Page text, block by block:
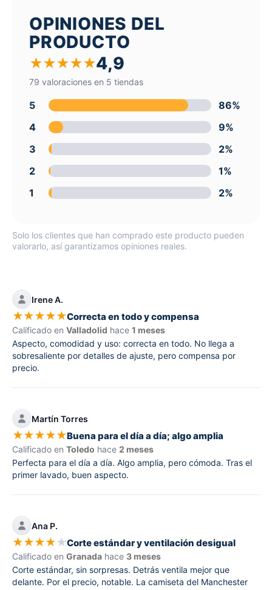
OPINIONES DEL
PRODUCTO
★★★★★4,9
79 valoraciones en 5 tiendas
5
86%
4
9%
3
2%
2
1%
1
2%
Solo los clientes que han comprado este producto pueden
valorarlo, así garantizamos opiniones reales.
Irene A.
★★★★★Correcta en todo y compensa
Calificado en Valladolid hace 1 meses
Aspecto, comodidad y uso: correcta en todo. No llega a
sobresaliente por detalles de ajuste, pero compensa por
precio.
Martín Torres
★★★★★Buena para el día a día; algo amplia
Calificado en Toledo hace 2 meses
Perfecta para el día a día. Algo amplia, pero cómoda. Tras el
primer lavado, buen aspecto.
Ana P.
★★★★★Corte estándar y ventilación desigual
Calificado en Granada hace 3 meses
Corte estándar, sin sorpresas. Detrás ventila mejor que
delante. Por el precio, notable. La camiseta del Manchester